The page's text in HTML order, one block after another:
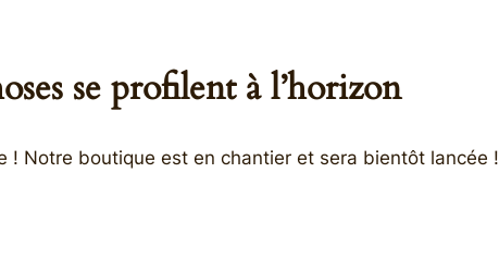
se profilent à l’horizon
! Notre boutique est en chantier et sera bientôt lancée !